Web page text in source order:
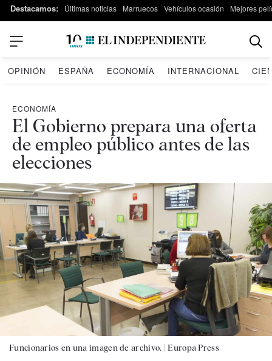
Destacamos: Últimas noticias Marruecos Vehículos ocasión Mejores
OPINIÓN ESPAÑA ECONOMÍA INTERNACIONAL
ECONOMÍA
El Gobierno prepara una oferta
de empleo público antes de las
elecciones
Funcionarios en una imagen de archivo. |Europa Press